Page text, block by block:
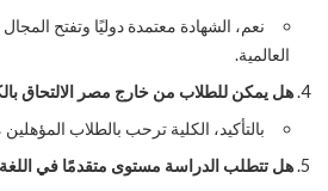
نعم، الشهادة معتمدة دوليًا وتفتح
العالمية.
هل يمكن للطلاب من خارج مصر الالتحاق
بالتأكيد، الكلية ترحب بالطلاب
هل تتطلب الدراسة مستوى متقدمًا في اللغة